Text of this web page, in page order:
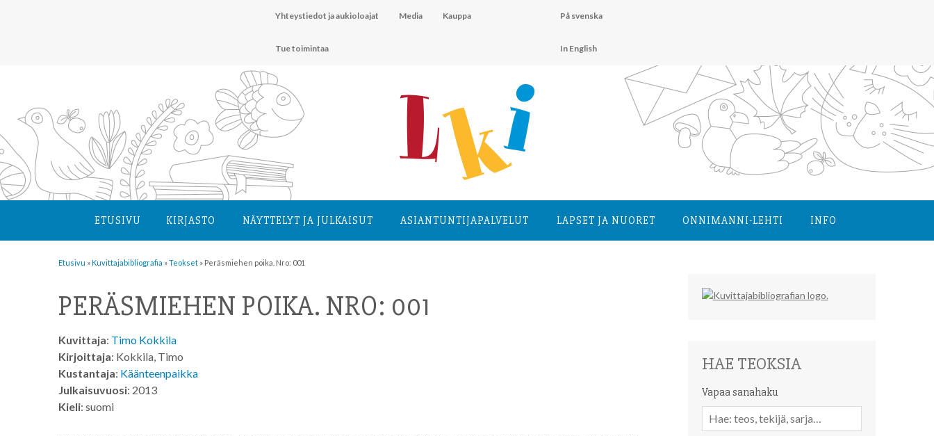
Yhteystiedot ja aukioloajat Media Kauppa
Tue toimintaa
På svenska
In English
ETUSIVU KIRJASTO NÄYTTELYT JA JULKAISUT ASIANTUNTIJA­PALVELUT LAPSET JA NUORET ONNIMANNI-LEHTI INFO
Etusivu »Kuvittaja­bibliografia »Teokset » Peräsmiehen poika. Nro: 001
PERÄSMIEHEN POIKA. NRO: 001
Kuvittaja: Timo Kokkila
Kirjoittaja: Kokkila, Timo
Kustantaja: Käänteenpaikka
Julkaisuvuosi: 2013
Kieli: suomi
HAE TEOKSIA
Vapaa sanahaku
sanahaku